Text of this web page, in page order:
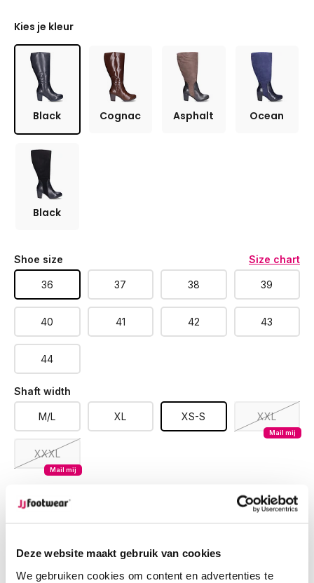
Deze website maakt gebruik van cookies
We gebruiken cookies om content en advertenties te
Kies je kleur
Black Cognac Asphalt Ocean
Black
Shoe size Size chart
36 37 38 39
40 41 42 43
44
Shaft width
M/L XL XS-S
Mail mij
XXL
Mail mij
XXXL
Op voorraad
Ordered on workdays, shipped within 24 hours
same day
Free returnson your order